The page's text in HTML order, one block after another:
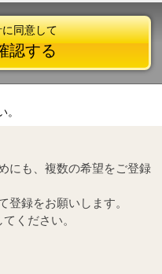
同意して
認する
。
にも、複数の希望をご登録
録をお願いします。
ください。